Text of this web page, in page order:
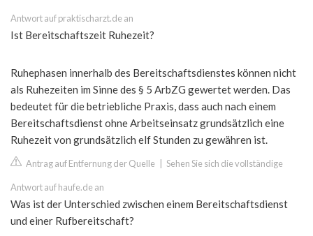
Antwort auf praktischarzt.de an
Ist Bereitschaftszeit Ruhezeit?
Ruhephasen innerhalb des Bereitschaftsdienstes können nicht
als Ruhezeiten im Sinne des § 5 ArbZG gewertet werden. Das
bedeutet für die betriebliche Praxis, dass auch nach einem
Bereitschaftsdienst ohne Arbeitseinsatz grundsätzlich eine
Ruhezeit von grundsätzlich elf Stunden zu gewähren ist.
Antrag auf Entfernung der Quelle Sehen Sie sich die vollständige
Antwort auf haufe.de an
Was ist der Unterschied zwischen einem Bereitschaftsdienst
und einer Rufbereitschaft?